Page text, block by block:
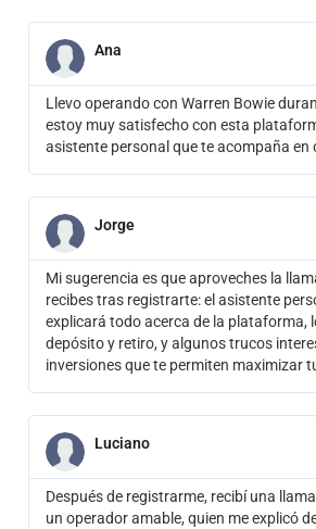
Ana
Llevo operando con Warren Bowie
estoy muy satisfecho con esta
asistente personal que te acompaña en
Jorge
Mi sugerencia es que aproveches la
recibes tras registrarte: el asistente
explicará todo acerca de la plataforma,
depósito y retiro, y algunos trucos
inversiones que te permiten maximizar
Luciano
Después de registrarme, recibí una
un operador amable, quien me explicó